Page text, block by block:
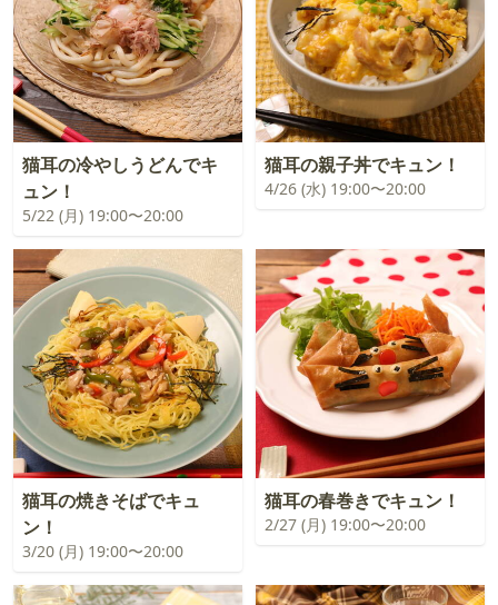
猫耳の冷やしうどんでキ
ュン！
5/22 (月) 19:00〜20:00
猫耳の親子丼でキュン！
4/26 (水) 19:00〜20:00
猫耳の焼きそばでキュ
ン！
3/20 (月) 19:00〜20:00
猫耳の春巻きでキュン！
2/27 (月) 19:00〜20:00